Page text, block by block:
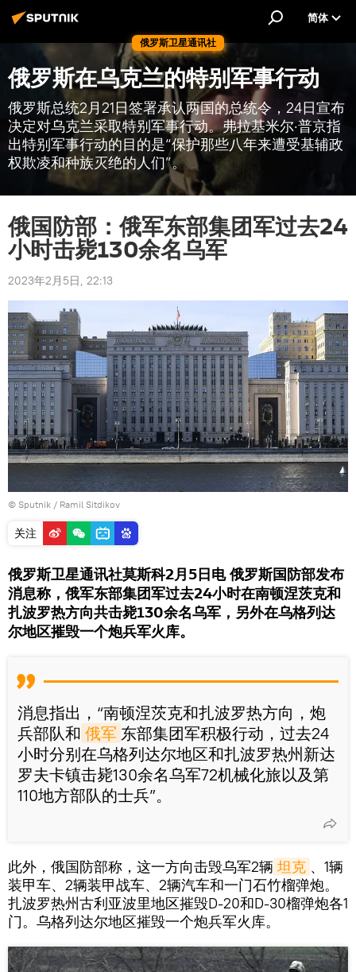
俄罗斯卫星通讯社
简体
俄罗斯在乌克兰的特别军事行动
俄罗斯总统2月21日签署承认两国的总统令，24日宣布
决定对乌克兰采取特别军事行动。弗拉基米尔·普京指
出特别军事行动的目的是“保护那些八年来遭受基辅政
权欺凌和种族灭绝的人们”。
俄国防部：俄军东部集团军过去24
小时击毙130余名乌军
2023年2月5日, 22:13
© Sputnik / Ramil Sitdikov
关注
俄罗斯卫星通讯社莫斯科2月5日电 俄罗斯国防部发布
消息称，俄军东部集团军过去24小时在南顿涅茨克和
扎波罗热方向共击毙130余名乌军，另外在乌格列达
尔地区摧毁一个炮兵军火库。
消息指出，“南顿涅茨克和扎波罗热方向，炮
兵部队和 俄军 东部集团军积极行动，过去24
小时分别在乌格列达尔地区和扎波罗热州新达
罗夫卡镇击毙130余名乌军72机械化旅以及第
110地方部队的士兵”。
此外，俄国防部称，这一方向击毁乌军2辆 坦克 、1辆
装甲车、2辆装甲战车、2辆汽车和一门石竹榴弹炮。
扎波罗热州古利亚波里地区摧毁D-20和D-30榴弹炮各1
门。乌格列达尔地区摧毁一个炮兵军火库。